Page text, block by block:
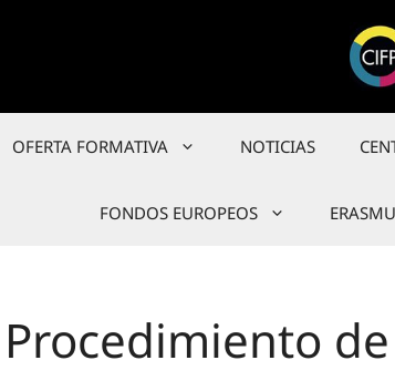
OFERTA FORMATIVA NOTICIAS
FONDOS EUROPEOS
Procedimiento